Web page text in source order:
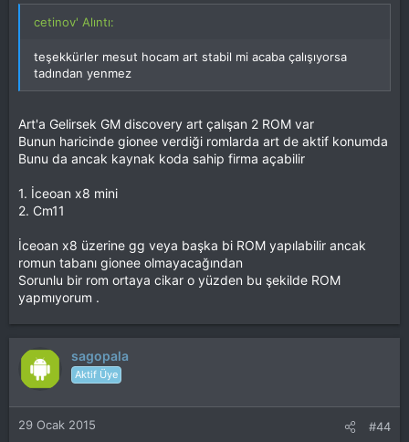
cetinov' Alıntı:
teşekkürler mesut hocam art stabil mi acaba çalışıyorsa
tadından yenmez
Art'a Gelirsek GM discovery art çalışan 2 ROM var
Bunun haricinde gionee verdiği romlarda art de aktif konumda
Bunu da ancak kaynak koda sahip firma açabilir
1. İceoan x8 mini
2. Cm11
İceoan x8 üzerine gg veya başka bi ROM yapılabilir ancak
romun tabanı gionee olmayacağından
Sorunlu bir rom ortaya cikar o yüzden bu şekilde ROM
yapmıyorum .
sagopala
Aktif Üye
29 Ocak 2015 #44